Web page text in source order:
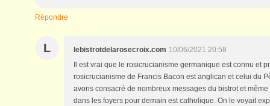
Répondre
L lebistrotdelarosecroix.com 10/06/2021 20:58
Il est vrai que le rosicrucianisme germanique est connu et
rosicrucianisme de Francis Bacon est anglican et celui du
avons consacré de nombreux messages du bistrot et
dans les foyers pour demain est catholique. On le voyait